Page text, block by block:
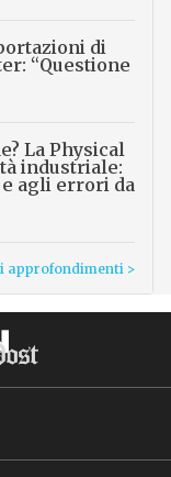
di
“Questione
La Physical
industriale:
agli errori da
approfondimenti >